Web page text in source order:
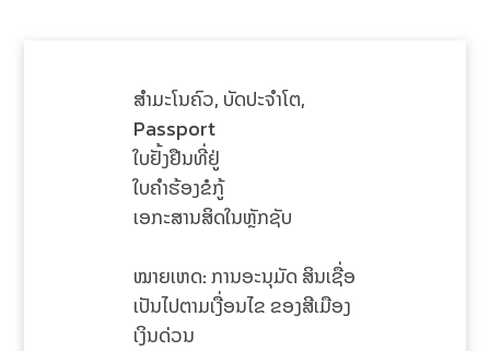
ສໍາມະໂນຄົວ,​ ບັດປະຈໍາໂຕ,
Passport
ໃບຢັ້ງຢືນທີ່ຢູ່
ໃບຄໍາຮ້ອງຂໍກູ້
ເອກະສານສິດໃນຫຼັກຊັບ
ໝາຍເຫດ: ການອະນຸມັດ ສິນເຊື່ອ
ເປັນໄປຕາມເງື່ອນໄຂ ຂອງສີເມືອງ
ເງິນດ່ວນ